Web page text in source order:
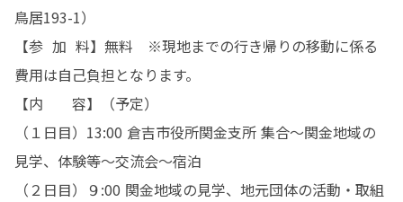
鳥居193-1）
【参  加  料】無料　※現地までの行き帰りの移動に係る
費用は自己負担となります。
【内　　容】（予定）
（１日目）13:00 倉吉市役所関金支所 集合〜関金地域の
見学、体験等〜交流会〜宿泊
（２日目）９:00 関金地域の見学、地元団体の活動・取組